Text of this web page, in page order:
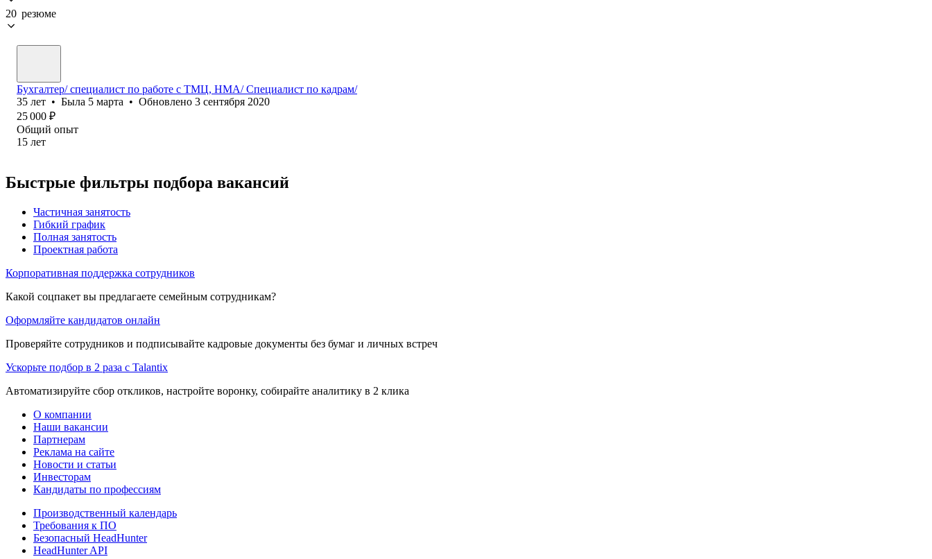
20 резюме
Бухгалтер/ специалист по работе с ТМЦ, НМА/ Специалист по кадрам/
35 лет • Была 5 марта • Обновлено 3 сентября 2020
25 000 ₽
Общий опыт
15 лет
Быстрые фильтры подбора вакансий
Частичная занятость
Гибкий график
Полная занятость
Проектная работа
Корпоративная поддержка сотрудников
Какой соцпакет вы предлагаете семейным сотрудникам?
Оформляйте кандидатов онлайн
Проверяйте сотрудников и подписывайте кадровые документы без бумаг и личных встреч
Ускорьте подбор в 2 раза с Talantix
Автоматизируйте сбор откликов, настройте воронку, собирайте аналитику в 2 клика
О компании
Наши вакансии
Партнерам
Реклама на сайте
Новости и статьи
Инвесторам
Кандидаты по профессиям
Производственный календарь
Требования к ПО
Безопасный HeadHunter
HeadHunter API